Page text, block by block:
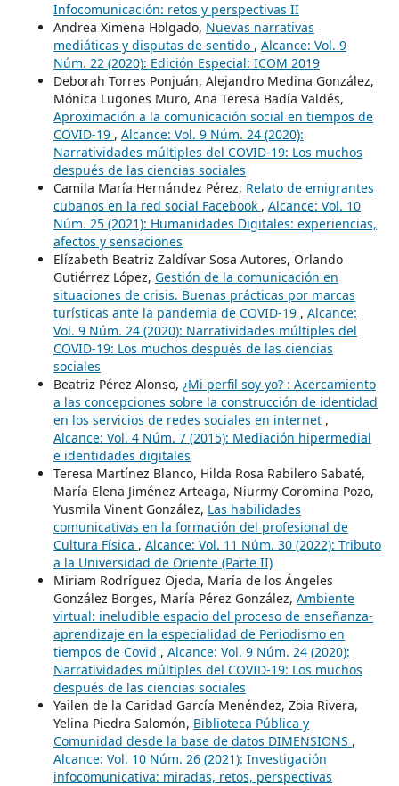
Infocomunicación: retos y perspectivas II
Andrea Ximena Holgado, Nuevas narrativas
mediáticas y disputas de sentido , Alcance: Vol. 9
Núm. 22 (2020): Edición Especial: ICOM 2019
Deborah Torres Ponjuán, Alejandro Medina González,
Mónica Lugones Muro, Ana Teresa Badía Valdés,
Aproximación a la comunicación social en tiempos de
COVID-19 , Alcance: Vol. 9 Núm. 24 (2020):
Narratividades múltiples del COVID-19: Los muchos
después de las ciencias sociales
Camila María Hernández Pérez, Relato de emigrantes
cubanos en la red social Facebook , Alcance: Vol. 10
Núm. 25 (2021): Humanidades Digitales: experiencias,
afectos y sensaciones
Elízabeth Beatriz Zaldívar Sosa Autores, Orlando
Gutiérrez López, Gestión de la comunicación en
situaciones de crisis. Buenas prácticas por marcas
turísticas ante la pandemia de COVID-19 , Alcance:
Vol. 9 Núm. 24 (2020): Narratividades múltiples del
COVID-19: Los muchos después de las ciencias
sociales
Beatriz Pérez Alonso, ¿Mi perfil soy yo? : Acercamiento
a las concepciones sobre la construcción de identidad
en los servicios de redes sociales en internet ,
Alcance: Vol. 4 Núm. 7 (2015): Mediación hipermedial
e identidades digitales
Teresa Martínez Blanco, Hilda Rosa Rabilero Sabaté,
María Elena Jiménez Arteaga, Niurmy Coromina Pozo,
Yusmila Vinent González, Las habilidades
comunicativas en la formación del profesional de
Cultura Física , Alcance: Vol. 11 Núm. 30 (2022): Tributo
a la Universidad de Oriente (Parte II)
Miriam Rodríguez Ojeda, María de los Ángeles
González Borges, María Pérez González, Ambiente
virtual: ineludible espacio del proceso de enseñanza-
aprendizaje en la especialidad de Periodismo en
tiempos de Covid , Alcance: Vol. 9 Núm. 24 (2020):
Narratividades múltiples del COVID-19: Los muchos
después de las ciencias sociales
Yailen de la Caridad García Menéndez, Zoia Rivera,
Yelina Piedra Salomón, Biblioteca Pública y
Comunidad desde la base de datos DIMENSIONS ,
Alcance: Vol. 10 Núm. 26 (2021): Investigación
infocomunicativa: miradas, retos, perspectivas